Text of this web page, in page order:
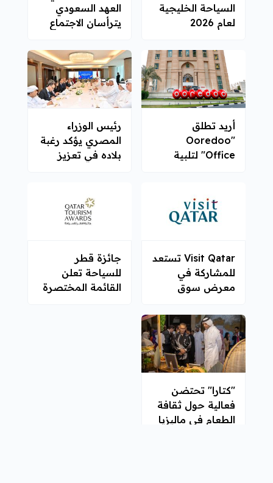
السياحة الخليجية
لعام 2026
العهد السعودي
يترأسان الاجتماع
التنسيق القطري
السعودي
أريد تطلق
"Ooredoo
Office" لتلبية
رئيس الوزراء
المصري يؤكد رغبة
بلاده في تعزيز
Visit Qatar تستعد
للمشاركة في
معرض سوق
2025 في لندن
جائزة قطر
للسياحة تعلن
القائمة المختصرة
"كتارا" تحتضن
فعالية حول ثقافة
الطعام في ماليزيا